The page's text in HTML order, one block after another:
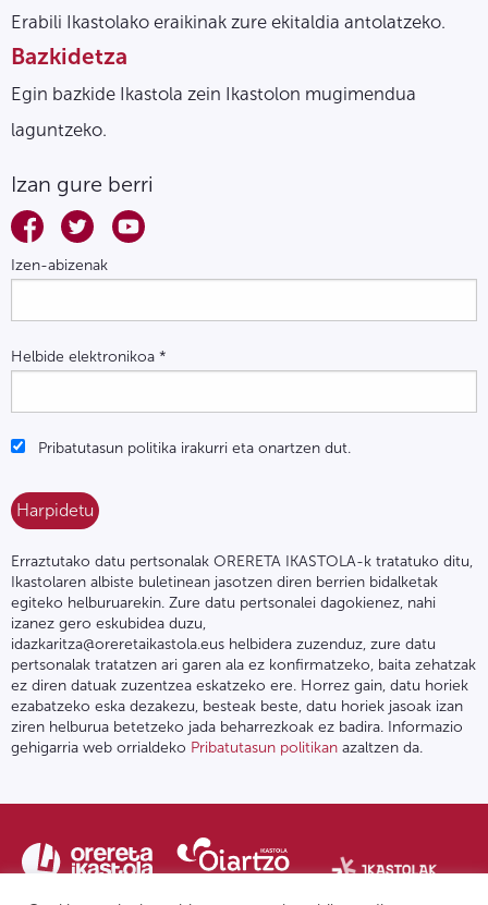
Erabili Ikastolako eraikinak zure ekitaldia antolatzeko.
Bazkidetza
Egin bazkide Ikastola zein Ikastolon mugimendua
laguntzeko.
Izan gure berri
Izen-abizenak
Helbide elektronikoa *
Pribatutasun politika irakurri eta onartzen dut.
Erraztutako datu pertsonalak ORERETA IKASTOLA-k tratatuko ditu,
Ikastolaren albiste buletinean jasotzen diren berrien bidalketak
egiteko helburuarekin. Zure datu pertsonalei dagokienez, nahi
izanez gero eskubidea duzu,
idazkaritza@oreretaikastola.eus helbidera zuzenduz, zure datu
pertsonalak tratatzen ari garen ala ez konfirmatzeko, baita zehatzak
ez diren datuak zuzentzea eskatzeko ere. Horrez gain, datu horiek
ezabatzeko eska dezakezu, besteak beste, datu horiek jasoak izan
ziren helburua betetzeko jada beharrezkoak ez badira. Informazio
gehigarria web orrialdeko Pribatutasun politikan azaltzen da.